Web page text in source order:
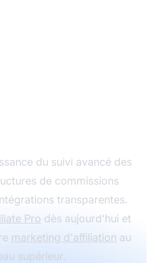
du suivi avancé des
de commissions
transparentes.
Pro dès aujourd'hui et
marketing d'affiliation au
supérieur.